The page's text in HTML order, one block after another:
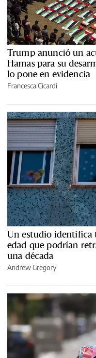
Trump anunció un
Hamas para su
lo pone en evidencia
Francesca Cicardi
Un estudio identifica
edad que podrían
una década
Andrew Gregory